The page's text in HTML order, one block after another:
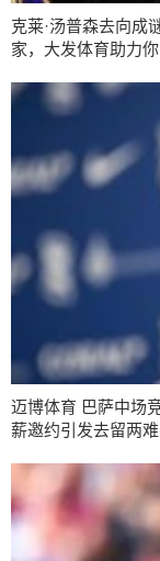
克莱·汤普森去向成
家，大发体育助力你
迈博体育 巴萨中场
薪邀约引发去留两难